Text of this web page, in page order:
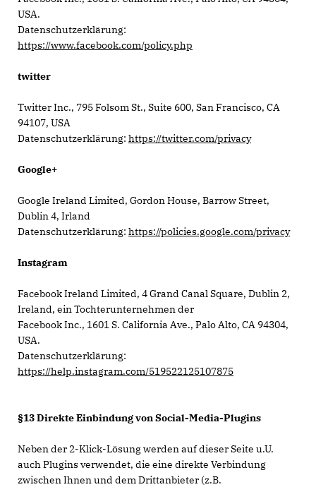
USA.
Datenschutzerklärung:
https://www.facebook.com/policy.php
twitter
Twitter Inc., 795 Folsom St., Suite 600, San Francisco, CA
94107, USA
Datenschutzerklärung: https://twitter.com/privacy
Google+
Google Ireland Limited, Gordon House, Barrow Street,
Dublin 4, Irland
Datenschutzerklärung: https://policies.google.com/privacy
Instagram
Facebook Ireland Limited, 4 Grand Canal Square, Dublin 2,
Ireland, ein Tochterunternehmen der
Facebook Inc., 1601 S. California Ave., Palo Alto, CA 94304,
USA.
Datenschutzerklärung:
https://help.instagram.com/519522125107875
§13 Direkte Einbindung von Social-Media-Plugins
Neben der 2-Klick-Lösung werden auf dieser Seite u.U.
auch Plugins verwendet, die eine direkte Verbindung
zwischen Ihnen und dem Drittanbieter (z.B.